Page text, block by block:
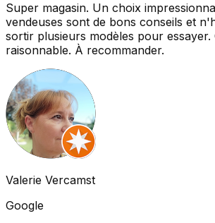
Super magasin. Un choix
vendeuses sont de bons conseils et
sortir plusieurs modèles pour
raisonnable. À recommander.
Valerie Vercamst
Google